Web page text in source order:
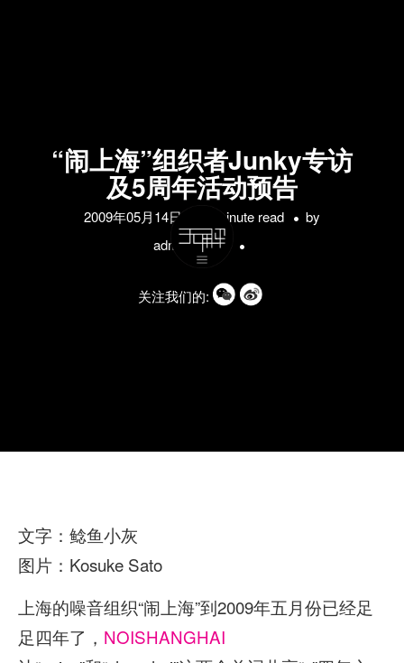
“闹上海”组织者Junky专访
及5周年活动预告
2009年05月14日 1 minute read
by
administrator
关注我们的:
文字：鲶鱼小灰
图片：Kosuke Sato
上海的噪音组织“闹上海”到2009年五月份已经足
足四年了， NOISHANGHAI